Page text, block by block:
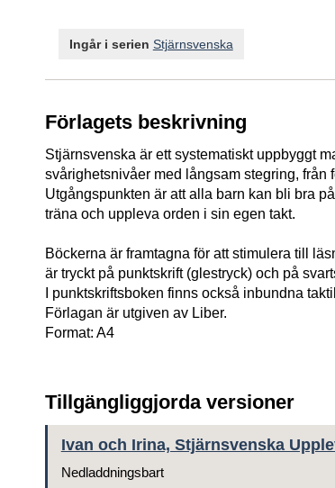
Ingår i serien Stjärnsvenska
Förlagets beskrivning
Stjärnsvenska är ett systematiskt uppbyggt
svårighetsnivåer med långsam stegring, från
Utgångspunkten är att alla barn kan bli bra
träna och uppleva orden i sin egen takt.
Böckerna är framtagna för att stimulera till
är tryckt på punktskrift (glestryck) och på
I punktskriftsboken finns också inbundna
Förlagan är utgiven av Liber.
Format: A4
Tillgängliggjorda versioner
Ivan och Irina, Stjärnsvenska
Nedladdningsbart